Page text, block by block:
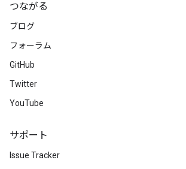
つながる
ブログ
フォーラム
GitHub
Twitter
YouTube
サポート
Issue Tracker